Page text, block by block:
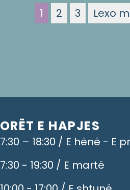
1 2 3 Lexo
ORËT E HAPJES
7:30 – 18:30 / E hënë - E
7:30 - 19:30 / E martë